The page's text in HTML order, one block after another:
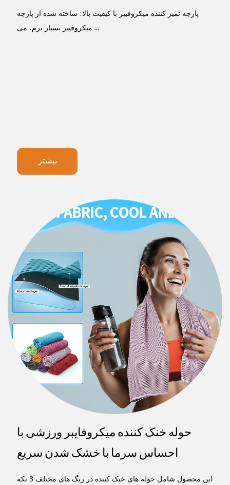
(7 اینچ در 6 اینچ)
پارچه تمیز کننده میکروفیبر با کیفیت بالا: ساخته شده از پارچه
میکروفیبر بسیار نرم، می ...
بیشتر
حوله خنک کننده میکروفایبر ورزشی با
احساس سرما با خشک شدن سریع
این محصول شامل حوله های خنک کننده در رنگ های مختلف 3 تکه